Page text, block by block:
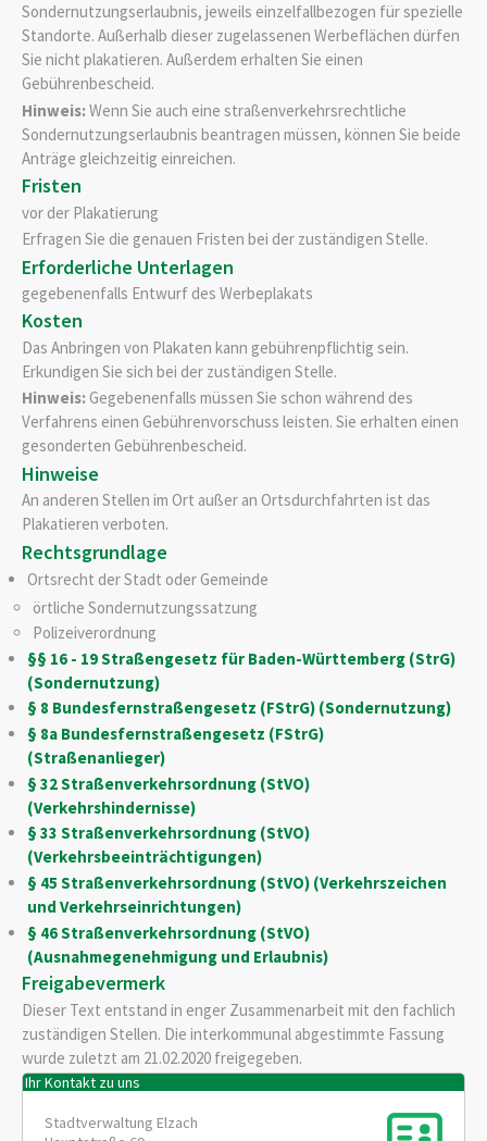
Sondernutzungserlaubnis, jeweils einzelfallbezogen für spezielle
Standorte. Außerhalb dieser zugelassenen Werbeflächen dürfen
Sie nicht plakatieren. Außerdem erhalten Sie einen
Gebührenbescheid.
Hinweis: Wenn Sie auch eine straßenverkehrsrechtliche
Sondernutzungserlaubnis beantragen müssen, können Sie beide
Anträge gleichzeitig einreichen.
Fristen
vor der Plakatierung
Erfragen Sie die genauen Fristen bei der zuständigen Stelle.
Erforderliche Unterlagen
gegebenenfalls Entwurf des Werbeplakats
Kosten
Das Anbringen von Plakaten kann gebührenpflichtig sein.
Erkundigen Sie sich bei der zuständigen Stelle.
Hinweis: Gegebenenfalls müssen Sie schon während des
Verfahrens einen Gebührenvorschuss leisten. Sie erhalten einen
gesonderten Gebührenbescheid.
Hinweise
An anderen Stellen im Ort außer an Ortsdurchfahrten ist das
Plakatieren verboten.
Rechtsgrundlage
Ortsrecht der Stadt oder Gemeinde
örtliche Sondernutzungssatzung
Polizeiverordnung
§§ 16 - 19 Straßengesetz für Baden-Württemberg (StrG)
(Sondernutzung)
§ 8 Bundesfernstraßengesetz (FStrG) (Sondernutzung)
§ 8a Bundesfernstraßengesetz (FStrG)
(Straßenanlieger)
§ 32 Straßenverkehrsordnung (StVO)
(Verkehrshindernisse)
§ 33 Straßenverkehrsordnung (StVO)
(Verkehrsbeeinträchtigungen)
§ 45 Straßenverkehrsordnung (StVO) (Verkehrszeichen
und Verkehrseinrichtungen)
§ 46 Straßenverkehrsordnung (StVO)
(Ausnahmegenehmigung und Erlaubnis)
Freigabevermerk
Dieser Text entstand in enger Zusammenarbeit mit den fachlich
zuständigen Stellen. Die interkommunal abgestimmte Fassung
wurde zuletzt am 21.02.2020 freigegeben.
Ihr Kontakt zu uns
Stadtverwaltung Elzach